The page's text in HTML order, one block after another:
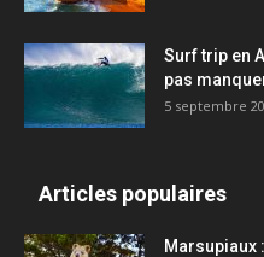
Surf trip en
pas
5 septembre
Articles populaires
Marsupiaux